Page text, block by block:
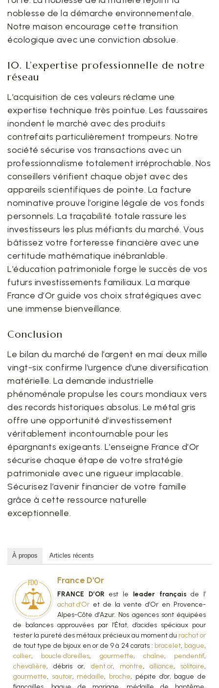
noblesse de la démarche environnementale.
Notre maison encourage cette transition
écologique avec une conviction absolue.
10. L’expertise professionnelle de notre
réseau
L’acquisition de ces valeurs réclame une
expertise technique très pointue. Les faussaires
inondent le marché avec des produits
contrefaits particulièrement trompeurs. Notre
société sécurise vos transactions avec un
professionnalisme totalement irréprochable. Nos
conseillers vérifient chaque objet avec des
appareils scientifiques de pointe. La facture
nominative prouve l’origine légale de vos fonds
personnels. La traçabilité totale rassure les
investisseurs les plus méfiants du marché. Vous
bâtissez votre forteresse financière avec une
certitude mathématique inébranlable.
L’éducation patrimoniale forge le succès de vos
futurs investissements familiaux. La marque
France d’Or guide vos choix stratégiques avec
une immense bienveillance.
Conclusion
Le bilan du marché de l’argent en mai deux mille
vingt-six confirme l’urgence d’une diversification
matérielle. La demande industrielle
phénoménale propulse les cours mondiaux vers
des records historiques absolus. Le métal gris
offre une opportunité d’investissement
véritablement incontournable pour les
épargnants exigeants. L’enseigne France d’Or
sécurise chaque étape de votre stratégie
patrimoniale avec une rigueur implacable.
Sécurisez l’avenir financier de votre famille
grâce à cette ressource naturelle
exceptionnelle.
À propos Articles récents
France D'Or
FRANCE D’OR est le leader français de l’
achat d’Or et de la vente d’Or en Provence-
Alpes-Côte d’Azur. Nos agences sont équipées
de balances approuvées par l’État, d’acides spéciaux pour
tester la pureté des métaux précieux au moment du rachat or
de tout type de bijoux en or de 9 à 24 carats : bracelet, bague,
collier, boucle d’oreilles, gourmette, chaîne, pendentif,
chevalière, débris or, dent or, montre, alliance, solitaire,
gourmette, sautoir, médaille, broche, pépite d’or, bague de